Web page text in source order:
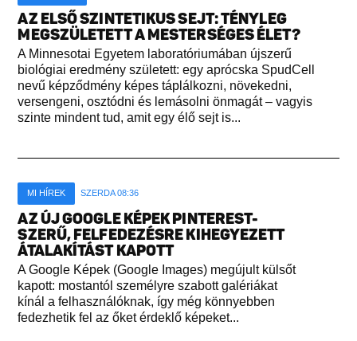
AZ ELSŐ SZINTETIKUS SEJT: TÉNYLEG
MEGSZÜLETETT A MESTERSÉGES ÉLET?
A Minnesotai Egyetem laboratóriumában újszerű
biológiai eredmény született: egy aprócska SpudCell
nevű képződmény képes táplálkozni, növekedni,
versengeni, osztódni és lemásolni önmagát – vagyis
szinte mindent tud, amit egy élő sejt is...
MI HÍREK SZERDA 08:36
AZ ÚJ GOOGLE KÉPEK PINTEREST-
SZERŰ, FELFEDEZÉSRE KIHEGYEZETT
ÁTALAKÍTÁST KAPOTT
A Google Képek (Google Images) megújult külsőt
kapott: mostantól személyre szabott galériákat
kínál a felhasználóknak, így még könnyebben
fedezhetik fel az őket érdeklő képeket...